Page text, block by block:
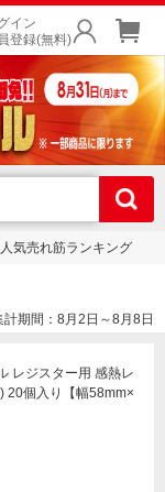
イン
登録(無料)
気売れ筋ランキング
計期間：8月2日～8月8日
レジスター用 感熱レ
20個入り【幅58mm×